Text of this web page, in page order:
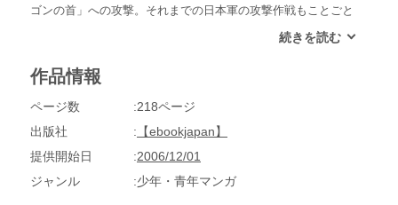
ゴンの首」への攻撃。それまでの日本軍の攻撃作戦もことごと
か上陸に成功したものの、作戦成功のためなら味方をも見殺し
られ、ピンチに陥った健たちだが、「トロイの木馬」作戦で敵
作品情報
ページ数
218ページ
出版社
【ebookjapan】
提供開始日
2006/12/01
ジャンル
少年・青年マンガ